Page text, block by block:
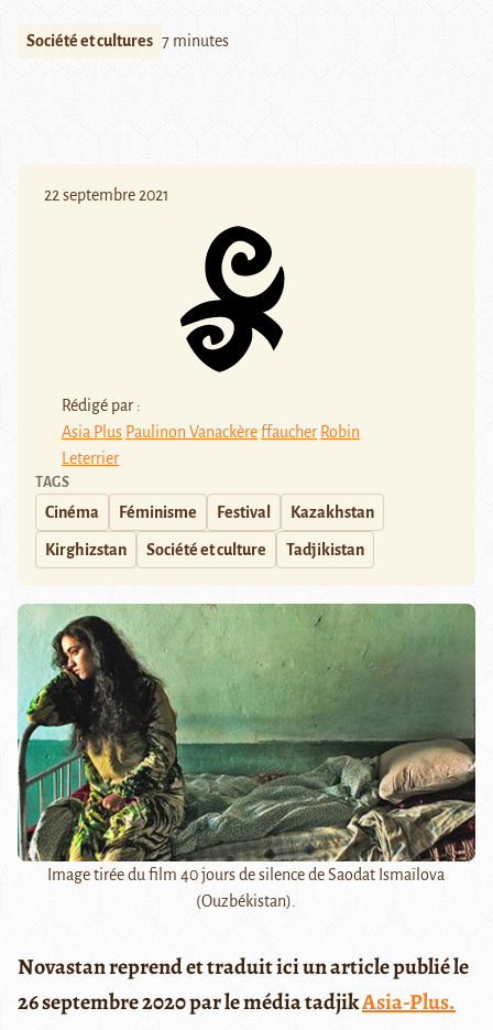
Société et cultures 7 minutes
22 septembre 2021
Rédigé par :
Asia Plus Paulinon Vanackèreffaucher Robin
Leterrier
TAGS
Cinéma Féminisme Festival Kazakhstan
Kirghizstan Société et culture Tadjikistan
Image tirée du film 40 jours de silence de Saodat Ismaïlova
(Ouzbékistan).
Novastan reprend et traduit ici un article publié le
26 septembre 2020 par le média tadjikAsia-Plus.